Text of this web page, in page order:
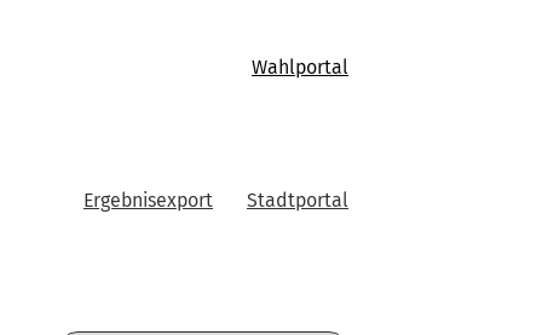
Wahlportal
Ergebnisexport Stadtportal